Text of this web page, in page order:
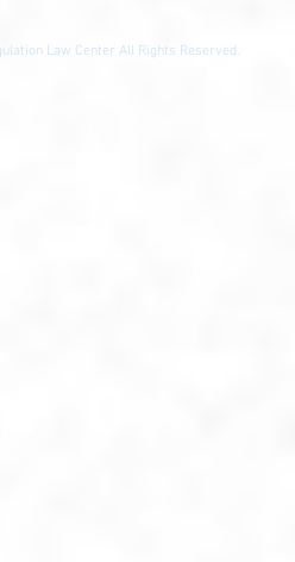
Law Center All Rights Reserved.